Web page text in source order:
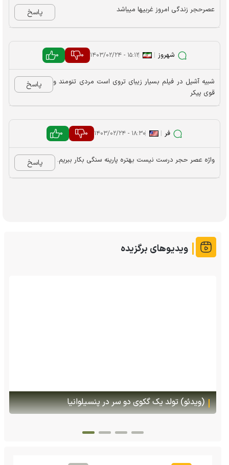
عصرحجر زندگی امروز غربیها میباشد پاسخ
شهروز |
|۱۵:۱۲ - ۱۴۰۳/۰۲/۲۴ 0
0
شبیه آشیل در فیلم بسیار زیبای تروی است مردی تنومند و
قوی پیکر
پاسخ
فر |
|۱۸:۳۰ - ۱۴۰۳/۰۲/۲۴ 0
0
واژه عصر حجر درست نیست بهتره پارینه سنگی بکار ببریم. پاسخ
ویدیوهای برگزیده
(ویدئو) تولد یک گکوی دو سر در پنسیلوانیا